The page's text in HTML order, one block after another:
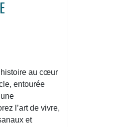
au cœur
entourée
l’art de vivre,
et